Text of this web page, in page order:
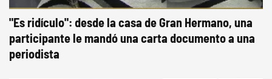
"Es ridículo": desde la casa de Gran Hermano, una
participante le mandó una carta documento a una
periodista